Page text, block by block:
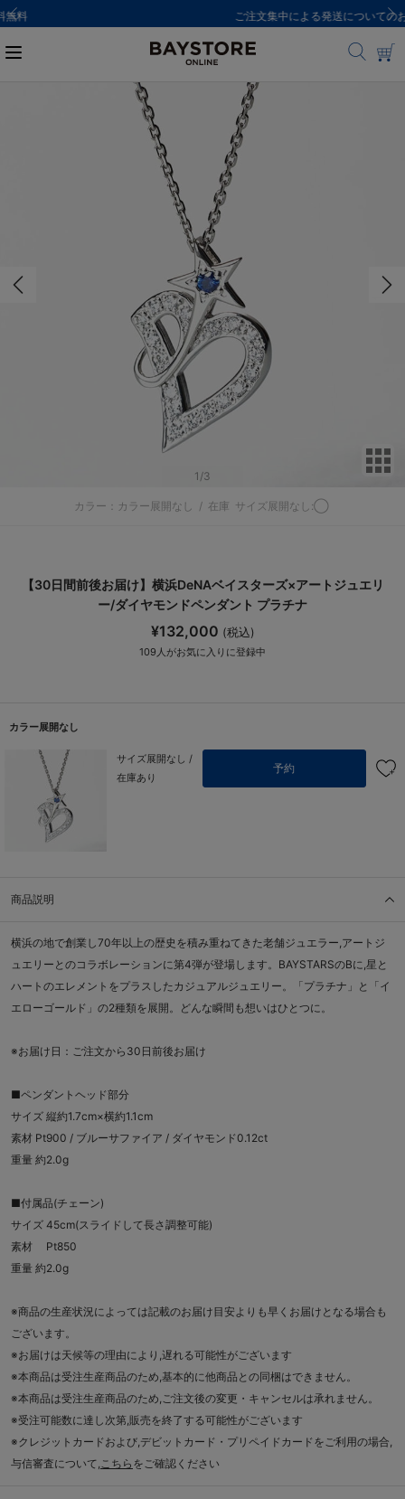
ご注文集中による発送についてのお知らせ
1 /3
カラー：カラー展開なし / 在庫 サイズ展開なし:◯
【30日間前後お届け】横浜DeNAベイスターズ×アートジュエリ
ー/ダイヤモンドペンダント プラチナ
¥132,000 (税込)
109 人がお気に入りに登録中
カラー展開なし
サイズ展開なし /
在庫あり
予約
商品説明
横浜の地で創業し70年以上の歴史を積み重ねてきた老舗ジュエラー,アートジ
ュエリーとのコラボレーションに第4弾が登場します。BAYSTARSのBに,星と
ハートのエレメントをプラスしたカジュアルジュエリー。「プラチナ」と「イ
エローゴールド」の2種類を展開。どんな瞬間も想いはひとつに。
※お届け日：ご注文から30日前後お届け
■ペンダントヘッド部分
サイズ 縦約1.7cm×横約1.1cm
素材 Pt900 / ブルーサファイア / ダイヤモンド0.12ct
重量 約2.0g
■付属品(チェーン)
サイズ 45cm(スライドして長さ調整可能)
素材 Pt850
重量 約2.0g
※商品の生産状況によっては記載のお届け目安よりも早くお届けとなる場合も
ございます。
※お届けは天候等の理由により,遅れる可能性がございます
※本商品は受注生産商品のため,基本的に他商品との同梱はできません。
※本商品は受注生産商品のため,ご注文後の変更・キャンセルは承れません。
※受注可能数に達し次第,販売を終了する可能性がございます
※クレジットカードおよび,デビットカード・プリペイドカードをご利用の場合,
与信審査について, こちら をご確認ください